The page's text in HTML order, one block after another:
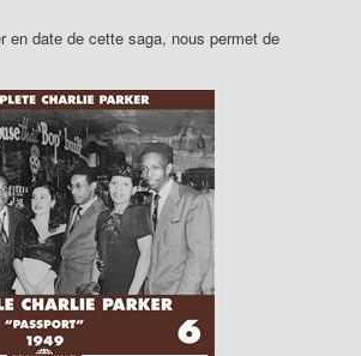
en date de cette saga, nous permet de